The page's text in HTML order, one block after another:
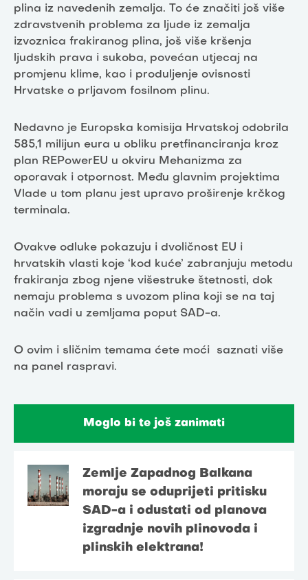
plina iz navedenih zemalja. To će značiti još više
zdravstvenih problema za ljude iz zemalja
izvoznica frakiranog plina, još više kršenja
ljudskih prava i sukoba, povećan utjecaj na
promjenu klime, kao i produljenje ovisnosti
Hrvatske o prljavom fosilnom plinu.
Nedavno je Europska komisija Hrvatskoj odobrila
585,1 milijun eura u obliku pretfinanciranja kroz
plan REPowerEU u okviru Mehanizma za
oporavak i otpornost. Među glavnim projektima
Vlade u tom planu jest upravo proširenje krčkog
terminala.
Ovakve odluke pokazuju i dvoličnost EU i
hrvatskih vlasti koje ‘kod kuće’ zabranjuju metodu
frakiranja zbog njene višestruke štetnosti, dok
nemaju problema s uvozom plina koji se na taj
način vadi u zemljama poput SAD-a.
O ovim i sličnim temama ćete moći saznati više
na panel raspravi.
Moglo bi te još zanimati
Zemlje Zapadnog Balkana
moraju se oduprijeti pritisku
SAD-a i odustati od planova
izgradnje novih plinovoda i
plinskih elektrana!